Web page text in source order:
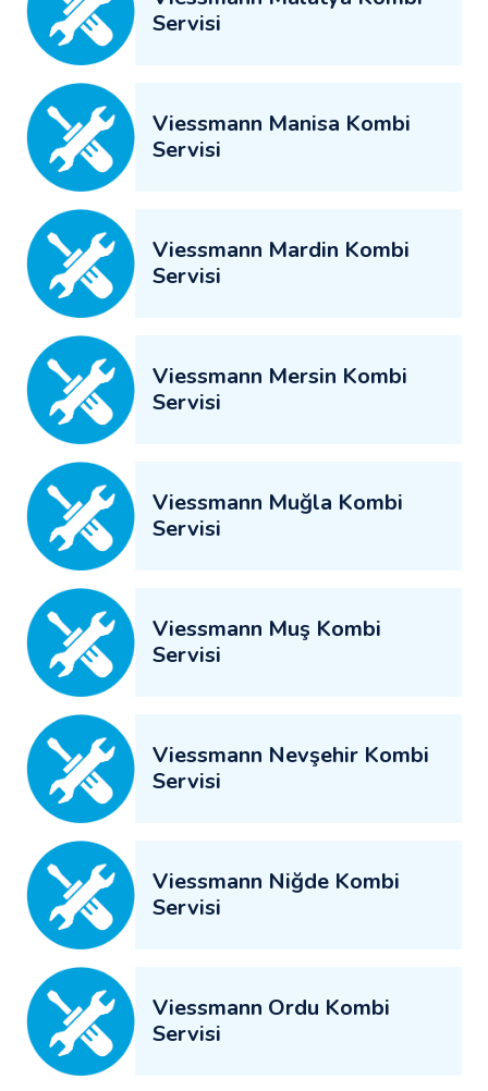
Servisi
Viessmann Manisa Kombi
Servisi
Viessmann Mardin Kombi
Servisi
Viessmann Mersin Kombi
Servisi
Viessmann Muğla Kombi
Servisi
Viessmann Muş Kombi
Servisi
Viessmann Nevşehir Kombi
Servisi
Viessmann Niğde Kombi
Servisi
Viessmann Ordu Kombi
Servisi